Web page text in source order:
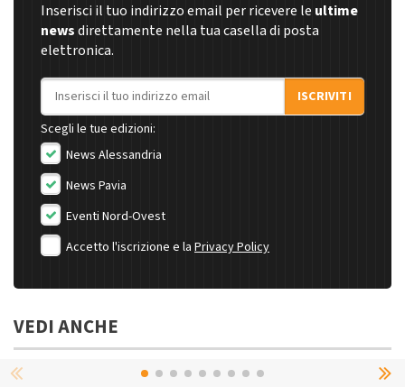
Inserisci il tuo indirizzo email per ricevere le ultime
newsdirettamente nella tua casella di posta
elettronica.
Indirizzo email
ISCRIVITI
Scegli le tue edizioni:
News Alessandria
News Pavia
Eventi Nord-Ovest
Accetto l'iscrizione e la Privacy Policy
VEDI ANCHE